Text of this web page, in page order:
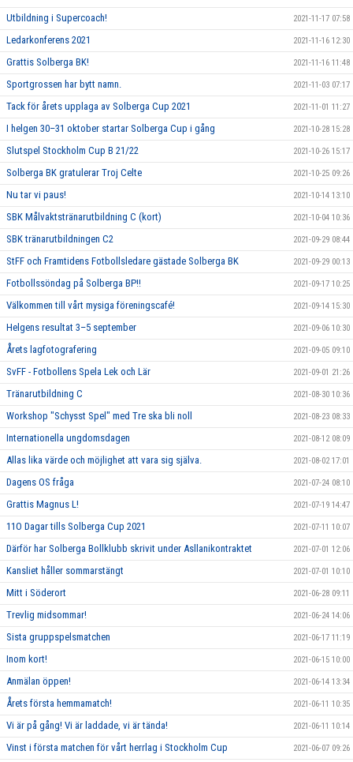
Utbildning i Supercoach! 2021-11-17 07:58
Ledarkonferens 2021 2021-11-16 12:30
Grattis Solberga BK! 2021-11-16 11:48
Sportgrossen har bytt namn. 2021-11-03 07:17
Tack för årets upplaga av Solberga Cup 2021 2021-11-01 11:27
I helgen 30–31 oktober startar Solberga Cup i gång 2021-10-28 15:28
Slutspel Stockholm Cup B 21/22 2021-10-26 15:17
Solberga BK gratulerar Troj Celte 2021-10-25 09:26
Nu tar vi paus! 2021-10-14 13:10
SBK Målvaktstränarutbildning C (kort) 2021-10-04 10:36
SBK tränarutbildningen C2 2021-09-29 08:44
StFF och Framtidens Fotbollsledare gästade Solberga BK 2021-09-29 00:13
Fotbollssöndag på Solberga BP!! 2021-09-17 10:25
Välkommen till vårt mysiga föreningscafé! 2021-09-14 15:30
Helgens resultat 3–5 september 2021-09-06 10:30
Årets lagfotografering 2021-09-05 09:10
SvFF - Fotbollens Spela Lek och Lär 2021-09-01 21:26
Tränarutbildning C 2021-08-30 10:36
Workshop "Schysst Spel" med Tre ska bli noll 2021-08-23 08:33
Internationella ungdomsdagen 2021-08-12 08:09
Allas lika värde och möjlighet att vara sig själva. 2021-08-02 17:01
Dagens OS fråga 2021-07-24 08:10
Grattis Magnus L! 2021-07-19 14:47
11O Dagar tills Solberga Cup 2021 2021-07-11 10:07
Därför har Solberga Bollklubb skrivit under Asllanikontraktet 2021-07-01 12:06
Kansliet håller sommarstängt 2021-07-01 10:10
Mitt i Söderort 2021-06-28 09:11
Trevlig midsommar! 2021-06-24 14:06
Sista gruppspelsmatchen 2021-06-17 11:19
Inom kort! 2021-06-15 10:00
Anmälan öppen! 2021-06-14 13:34
Årets första hemmamatch! 2021-06-11 10:35
Vi är på gång! Vi är laddade, vi är tända! 2021-06-11 10:14
Vinst i första matchen för vårt herrlag i Stockholm Cup 2021-06-07 09:26